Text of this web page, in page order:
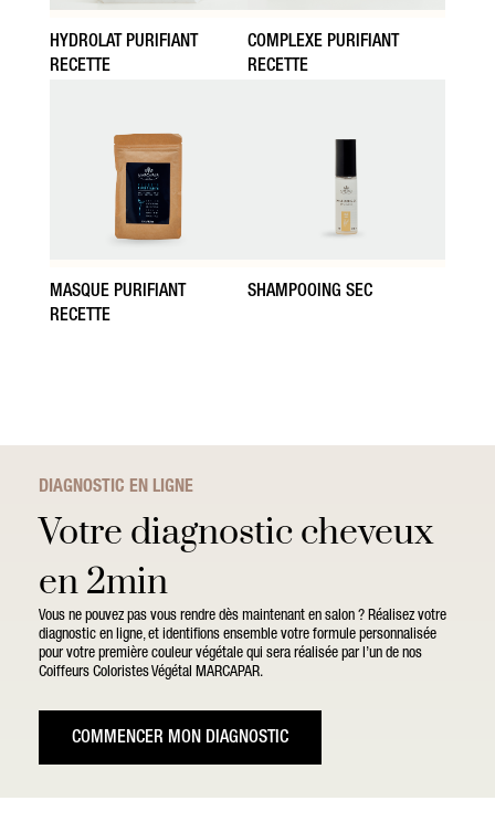
HYDROLAT PURIFIANT
RECETTE
COMPLEXE PURIFIANT
RECETTE
MASQUE PURIFIANT
RECETTE
SHAMPOOING SEC
DIAGNOSTIC EN LIGNE
Votre diagnostic cheveux
en 2min
Vous ne pouvez pas vous rendre dès maintenant en salon ? Réalisez votre
diagnostic en ligne, et identifions ensemble votre formule personnalisée
pour votre première couleur végétale qui sera réalisée par l’un de nos
Coiffeurs Coloristes Végétal MARCAPAR.
COMMENCER MON DIAGNOSTIC